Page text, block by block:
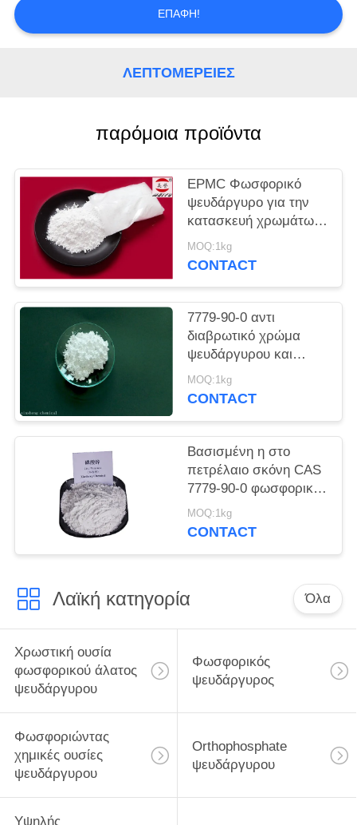
ΜΙΑ
ΠΡΟΣΦΟΡΆ
PRIVACY
POLICY
ΕΠΑΦΉ!
ΛΕΠΤΟΜΈΡΕΙΕΣ
παρόμοια προϊόντα
EPMC Φωσφορικό
ψευδάργυρο για την
κατασκευή χρωμάτων
νερού με χαμηλά
βαρέα μέταλλα
MOQ:1kg
CONTACT
7779-90-0 αντι
διαβρωτικό χρώμα
ψευδάργυρου και
φωσφορικού Acidzinc
και φωσφορικού οξέος
MOQ:1kg
CONTACT
Βασισμένη η στο
πετρέλαιο σκόνη CAS
7779-90-0 φωσφορικού
άλατος ψευδάργυρου
χρωμάτων για τις
MOQ:1kg
CONTACT
Λαϊκή κατηγορία Όλα
Χρωστική ουσία
φωσφορικού άλατος
ψευδάργυρου
Φωσφορικός
ψευδάργυρος
Φωσφοριώντας
χημικές ουσίες
ψευδάργυρου
Orthophosphate
ψευδάργυρου
Υψηλής